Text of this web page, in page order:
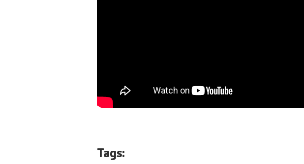
Tags: